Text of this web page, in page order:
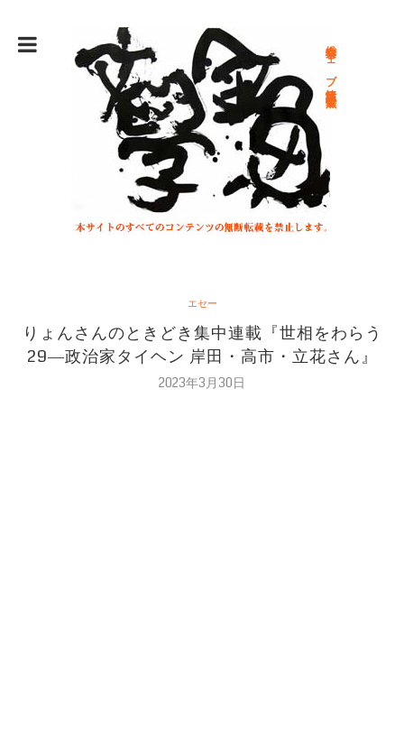
総合文学ウェブ情報誌 文学金魚
エセー
りょんさんのときどき集中連載『世相をわらう
29―政治家タイヘン 岸田・高市・立花さん』
2023年3月30日